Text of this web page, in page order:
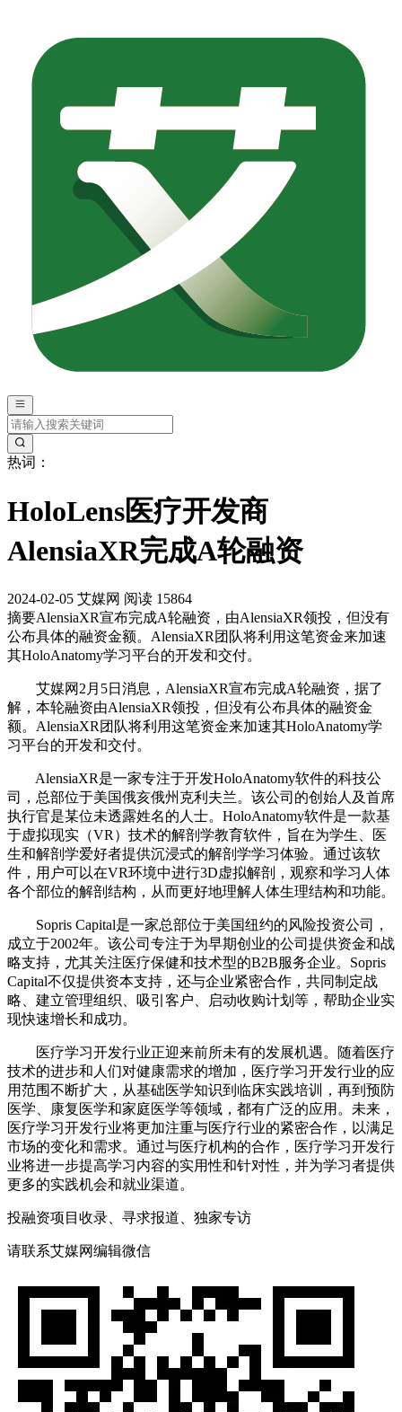
热词：
HoloLens医疗开发商
AlensiaXR完成A轮融资
2024-02-05 艾媒网 阅读 15864
摘要AlensiaXR宣布完成A轮融资，由AlensiaXR领投，但没有
公布具体的融资金额。AlensiaXR团队将利用这笔资金来加速
其HoloAnatomy学习平台的开发和交付。
艾媒网2月5日消息，AlensiaXR宣布完成A轮融资，据了
解，本轮融资由AlensiaXR领投，但没有公布具体的融资金
额。AlensiaXR团队将利用这笔资金来加速其HoloAnatomy学
习平台的开发和交付。
AlensiaXR是一家专注于开发HoloAnatomy软件的科技公
司，总部位于美国俄亥俄州克利夫兰。该公司的创始人及首席
执行官是某位未透露姓名的人士。HoloAnatomy软件是一款基
于虚拟现实（VR）技术的解剖学教育软件，旨在为学生、医
生和解剖学爱好者提供沉浸式的解剖学学习体验。通过该软
件，用户可以在VR环境中进行3D虚拟解剖，观察和学习人体
各个部位的解剖结构，从而更好地理解人体生理结构和功能。
Sopris Capital是一家总部位于美国纽约的风险投资公司，
成立于2002年。该公司专注于为早期创业的公司提供资金和战
略支持，尤其关注医疗保健和技术型的B2B服务企业。Sopris
Capital不仅提供资本支持，还与企业紧密合作，共同制定战
略、建立管理组织、吸引客户、启动收购计划等，帮助企业实
现快速增长和成功。
医疗学习开发行业正迎来前所未有的发展机遇。随着医疗
技术的进步和人们对健康需求的增加，医疗学习开发行业的应
用范围不断扩大，从基础医学知识到临床实践培训，再到预防
医学、康复医学和家庭医学等领域，都有广泛的应用。未来，
医疗学习开发行业将更加注重与医疗行业的紧密合作，以满足
市场的变化和需求。通过与医疗机构的合作，医疗学习开发行
业将进一步提高学习内容的实用性和针对性，并为学习者提供
更多的实践机会和就业渠道。
投融资项目收录、寻求报道、独家专访
请联系艾媒网编辑微信